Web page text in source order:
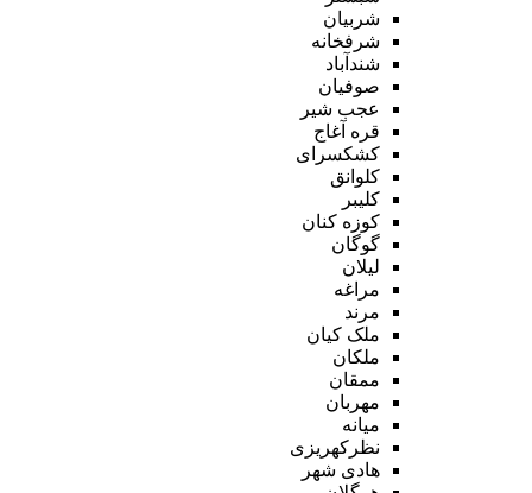
شربیان
شرفخانه
شندآباد
صوفیان
عجب شیر
قره آغاج
کشکسرای
کلوانق
کلیبر
کوزه کنان
گوگان
لیلان
مراغه
مرند
ملک کیان
ملکان
ممقان
مهربان
میانه
نظرکهریزی
هادی شهر